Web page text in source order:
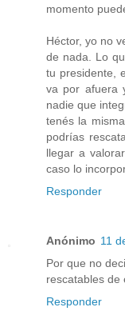
momento
Héctor, yo no
de nada. Lo
tu presidente,
va por afuera
nadie que
tenés la
podrías
llegar a
caso lo
Responder
Anónimo 11
Por que no
rescatables de
Responder